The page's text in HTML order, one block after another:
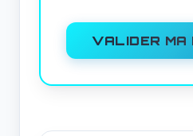
VALIDER MA